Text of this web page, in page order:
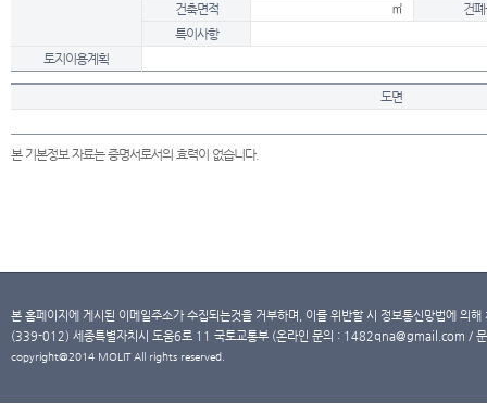
건축면적
㎡
건
특이사항
토지이용계획
도면
본 기본정보 자료는 증명서로서의 효력이 없습니다.
본 홈페이지에 게시된 이메일주소가 수집되는것을 거부하며, 이를 위반할 시 정보통신망법에 의
(339-012) 세종특별자치시 도움6로 11 국토교통부 (온라인 문의 : 1482qna@gmail.com /
copyright@2014 MOLIT All rights reserved.